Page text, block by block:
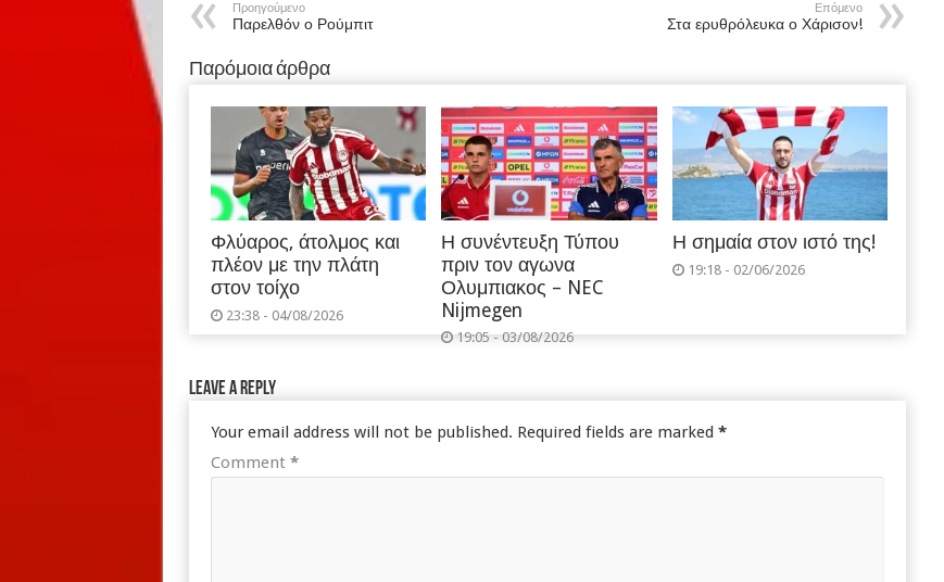
Προηγούμενο
Παρελθόν ο Ρούμπιτ
Επόμενο
Στα ερυθρόλευκα ο Χάρισον!
Παρόμοια άρθρα
Φλύαρος, άτολμος και
πλέον με την πλάτη
στον τοίχο
23:38 - 04/08/2026
Η συνέντευξη Τύπου
πριν τον αγωνα
Ολυμπιακος – NEC
Nijmegen
19:05 - 03/08/2026
Η σημαία στον ιστό της!
19:18 - 02/06/2026
Leave a Reply
Your email address will not be published. Required fields are marked *
Comment *